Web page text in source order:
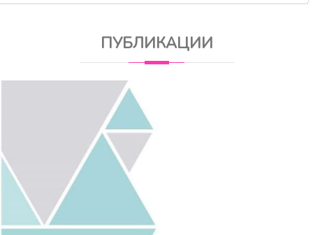
ПУБЛИКАЦИИ